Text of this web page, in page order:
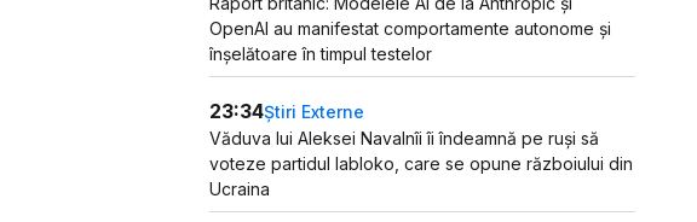
OpenAI au manifestat comportamente autonome și
înșelătoare în timpul testelor
23:34Știri Externe
Văduva lui Aleksei Navalnîi îi îndeamnă pe ruși să
voteze partidul Iabloko, care se opune războiului din
Ucraina